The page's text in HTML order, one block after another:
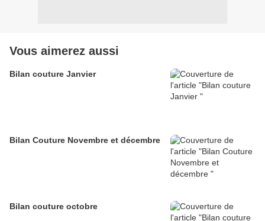
Vous aimerez aussi
Bilan couture Janvier
Bilan Couture Novembre et décembre
Bilan couture octobre